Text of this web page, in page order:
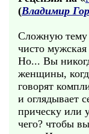
(Владимир
Сложную тему
чисто мужская
Но... Вы
женщины,
говорят
и оглядывает
прическу или
чего? чтобы